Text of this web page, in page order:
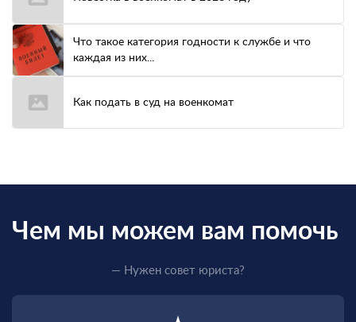
Что такое категория годности к службе и что
каждая из них...
Как подать в суд на военкомат
Чем мы можем вам помочь
— Нужен совет юриста?